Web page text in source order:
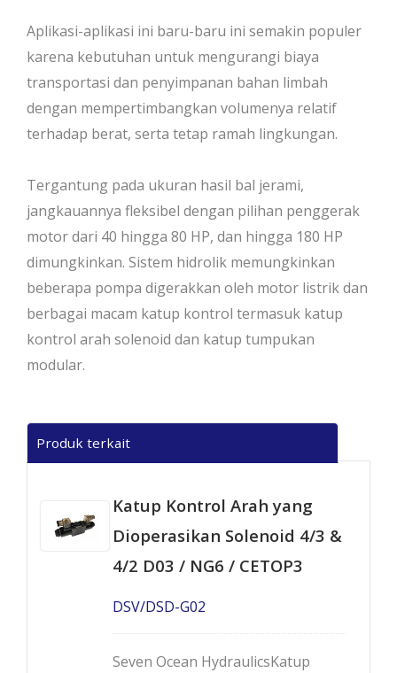
Aplikasi-aplikasi ini baru-baru ini semakin populer
karena kebutuhan untuk mengurangi biaya
transportasi dan penyimpanan bahan limbah
dengan mempertimbangkan volumenya relatif
terhadap berat, serta tetap ramah lingkungan.
Tergantung pada ukuran hasil bal jerami,
jangkauannya fleksibel dengan pilihan penggerak
motor dari 40 hingga 80 HP, dan hingga 180 HP
dimungkinkan. Sistem hidrolik memungkinkan
beberapa pompa digerakkan oleh motor listrik dan
berbagai macam katup kontrol termasuk katup
kontrol arah solenoid dan katup tumpukan
modular.
Produk terkait
Katup Kontrol Arah yang
Dioperasikan Solenoid 4/3 &
4/2 D03 / NG6 / CETOP3
DSV/DSD-G02
Seven Ocean HydraulicsKatup